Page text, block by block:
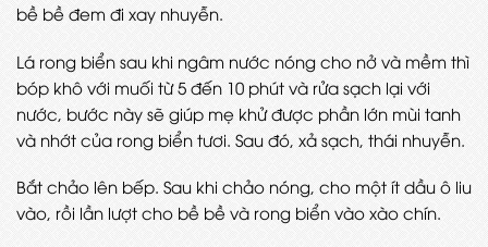
bề bề đem đi xay nhuyễn.
Lá rong biển sau khi ngâm nước nóng cho nở và mềm thì
bóp khô với muối từ 5 đến 10 phút và rửa sạch lại với
nước, bước này sẽ giúp mẹ khử được phần lớn mùi tanh
và nhớt của rong biển tươi. Sau đó, xả sạch, thái nhuyễn.
Bắt chảo lên bếp. Sau khi chảo nóng, cho một ít dầu ô liu
vào, rồi lần lượt cho bề bề và rong biển vào xào chín.